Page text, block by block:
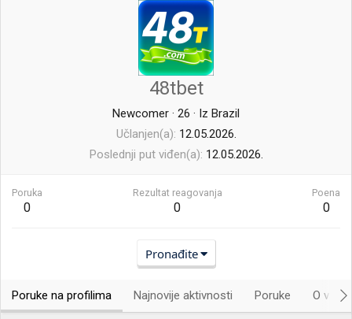
48tbet
Newcomer · 26 · Iz Brazil
Učlanjen(a) 12.05.2026.
Poslednji put viđen(a) 12.05.2026.
Poruka
0
Rezultat reagovanja
0
Poena
0
Pronađite
Poruke na profilima Najnovije aktivnosti Poruke O